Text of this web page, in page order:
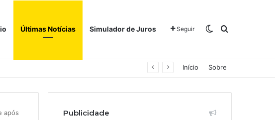
Últimas Notícias Simulador de Juros Seguir Switch skin
Procurar por
milhões Início Sobre
após
Publicidade